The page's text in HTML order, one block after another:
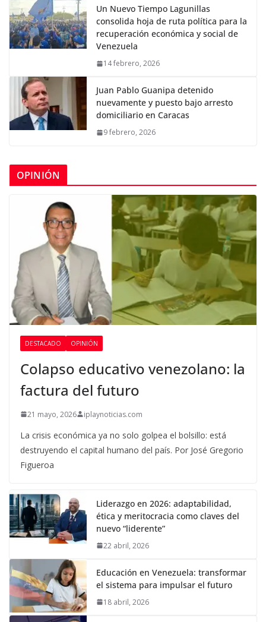
Un Nuevo Tiempo Lagunillas
consolida hoja de ruta política para la
recuperación económica y social de
Venezuela
14 febrero, 2026
Juan Pablo Guanipa detenido
nuevamente y puesto bajo arresto
domiciliario en Caracas
9 febrero, 2026
OPINIÓN
DESTACADO OPINIÓN
Colapso educativo venezolano: la
factura del futuro
21 mayo, 2026 iplaynoticias.com
La crisis económica ya no solo golpea el bolsillo: está
destruyendo el capital humano del país. Por José Gregorio
Figueroa
Liderazgo en 2026: adaptabilidad,
ética y meritocracia como claves del
nuevo “liderente”
22 abril, 2026
Educación en Venezuela: transformar
el sistema para impulsar el futuro
18 abril, 2026